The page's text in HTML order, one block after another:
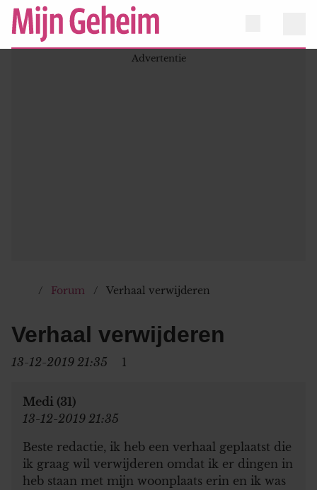
Forum Verhaal verwijderen
Verhaal verwijderen
13-12-2019 21:35 1
Medi (31)
13-12-2019 21:35
Beste redactie, ik heb een verhaal geplaatst die
ik graag wil verwijderen omdat ik er dingen in
heb staan met mijn woonplaats erin en ik was